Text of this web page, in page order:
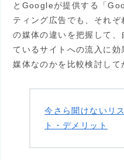
とGoogleが提供する「
ティング広告でも、それ
の媒体の違いを把握して
ているサイトへの流入に
媒体なのかを比較検討して
今さら聞けないリ
ト・デメリット